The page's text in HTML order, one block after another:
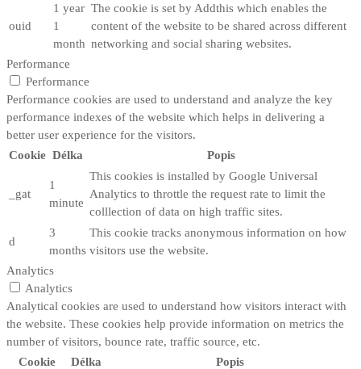
ouid
1 year
1
month
The cookie is set by Addthis which enables the
content of the website to be shared across different
networking and social sharing websites.
Performance
Performance
Performance cookies are used to understand and analyze the key
performance indexes of the website which helps in delivering a
better user experience for the visitors.
Cookie Délka Popis
_gat
1
minute
This cookies is installed by Google Universal
Analytics to throttle the request rate to limit the
colllection of data on high traffic sites.
d
3
months
This cookie tracks anonymous information on how
visitors use the website.
Analytics
Analytics
Analytical cookies are used to understand how visitors interact with
the website. These cookies help provide information on metrics the
number of visitors, bounce rate, traffic source, etc.
Cookie
Délka Popis